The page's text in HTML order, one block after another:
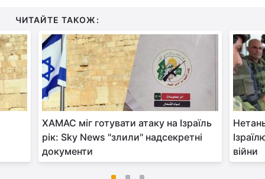
ЧИТАЙТЕ ТАКОЖ:
ХАМАС міг готувати атаку на Ізраїль
рік: Sky News "злили" надсекретні
документи
війни